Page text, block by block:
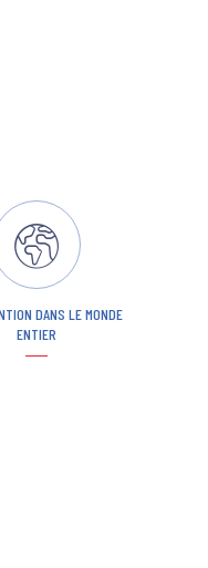
DANS LE MONDE
ENTIER